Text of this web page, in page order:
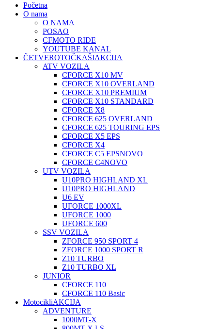
Početna
O nama
O NAMA
POSAO
CFMOTO RIDE
YOUTUBE KANAL
ČETVEROTOČKAŠIAKCIJA
ATV VOZILA
CFORCE X10 MV
CFORCE X10 OVERLAND
CFORCE X10 PREMIUM
CFORCE X10 STANDARD
CFORCE X8
CFORCE 625 OVERLAND
CFORCE 625 TOURING EPS
CFORCE X5 EPS
CFORCE X4
CFORCE C5 EPSNOVO
CFORCE C4NOVO
UTV VOZILA
U10PRO HIGHLAND XL
U10PRO HIGHLAND
U6 EV
UFORCE 1000XL
UFORCE 1000
UFORCE 600
SSV VOZILA
ZFORCE 950 SPORT 4
ZFORCE 1000 SPORT R
Z10 TURBO
Z10 TURBO XL
JUNIOR
CFORCE 110
CFORCE 110 Basic
MotocikliAKCIJA
ADVENTURE
1000MT-X